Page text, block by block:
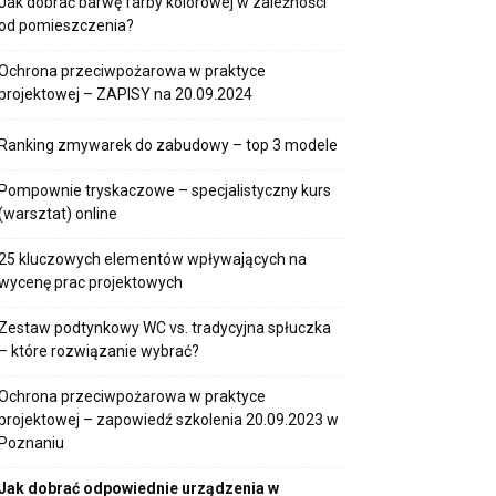
pomieszczenia?
przeciwpożarowa w praktyce
– ZAPISY na 20.09.2024
Ranking zmywarek do zabudowy – top 3 modele
Pompownie tryskaczowe – specjalistyczny kurs
online
kluczowych elementów wpływających na
prac projektowych
Zestaw podtynkowy WC vs. tradycyjna spłuczka
– które rozwiązanie wybrać?
przeciwpożarowa w praktyce
– zapowiedź szkolenia 20.09.2023 w
Poznaniu
dobrać odpowiednie urządzenia w